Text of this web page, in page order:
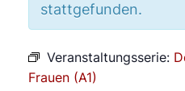
stattgefunden.
Veranstaltungsserie:
Frauen (A1)